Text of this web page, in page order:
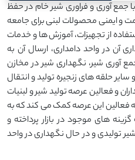
جمع آوری و فراوری شیر خام در حفظ
و ایمنی محصولات لبنی برای جامعه
از تجهیزات، آموزش ها و خدمات
آن در واحد دامداری، ارسال آن به
جمع آوری شیر، نگهداری شیر در مخازن
سایر حلقه های زنجیره تولید و انتقال
و فعالین عرصه تولید شیر و لبنیات
فعالین این عرصه کمک می کند که به
های موجود در بازار پرداخته و
تولیدی و در حال نگهداری در واحد